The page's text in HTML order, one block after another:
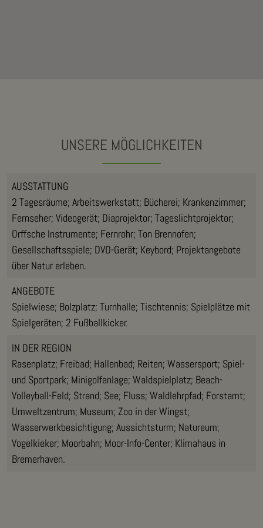
UNSERE MÖGLICHKEITEN
AUSSTATTUNG
2 Tagesräume; Arbeitswerkstatt; Bücherei; Krankenzimmer;
Fernseher; Videogerät; Diaprojektor; Tageslichtprojektor;
Orffsche Instrumente; Fernrohr; Ton Brennofen;
Gesellschaftsspiele; DVD-Gerät; Keybord; Projektangebote
über Natur erleben.
ANGEBOTE
Spielwiese; Bolzplatz; Turnhalle; Tischtennis; Spielplätze mit
Spielgeräten; 2 Fußballkicker.
IN DER REGION
Rasenplatz; Freibad; Hallenbad; Reiten; Wassersport; Spiel-
und Sportpark; Minigolfanlage; Waldspielplatz; Beach-
Volleyball-Feld; Strand; See; Fluss; Waldlehrpfad; Forstamt;
Umweltzentrum; Museum; Zoo in der Wingst;
Wasserwerkbesichtigung; Aussichtsturm; Natureum;
Vogelkieker; Moorbahn; Moor-Info-Center; Klimahaus in
Bremerhaven.